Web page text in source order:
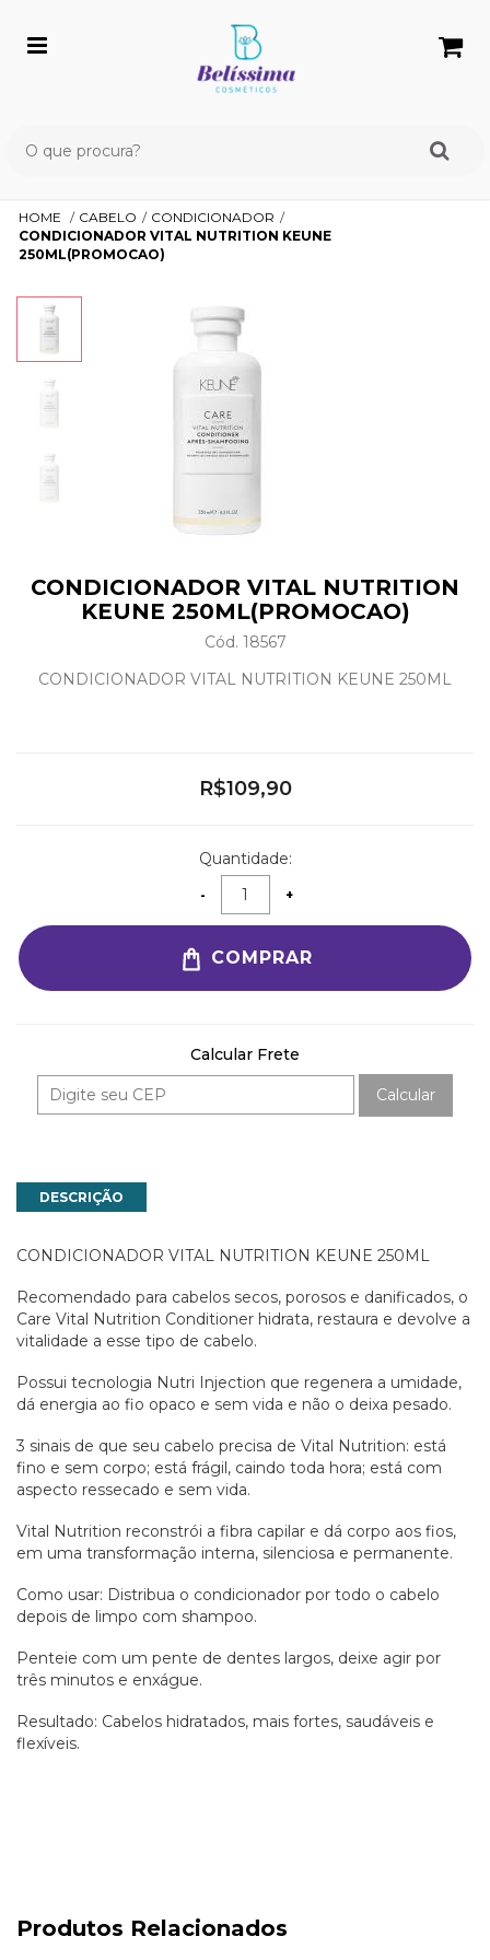
HOME CABELO
CONDICIONADOR
CONDICIONADOR VITAL NUTRITION KEUNE
250ML(PROMOCAO)
CONDICIONADOR VITAL NUTRITION
KEUNE 250ML(PROMOCAO)
Cód. 18567
CONDICIONADOR VITAL NUTRITION KEUNE 250ML
R$109,90
Quantidade:
COMPRAR
Calcular Frete
Calcular
DESCRIÇÃO
CONDICIONADOR VITAL NUTRITION KEUNE 250ML
Recomendado para cabelos secos, porosos e danificados, o
Care Vital Nutrition Conditioner hidrata, restaura e devolve a
vitalidade a esse tipo de cabelo.
Possui tecnologia Nutri Injection que regenera a umidade,
dá energia ao fio opaco e sem vida e não o deixa pesado.
3 sinais de que seu cabelo precisa de Vital Nutrition: está
fino e sem corpo; está frágil, caindo toda hora; está com
aspecto ressecado e sem vida.
Vital Nutrition reconstrói a fibra capilar e dá corpo aos fios,
em uma transformação interna, silenciosa e permanente.
Como usar: Distribua o condicionador por todo o cabelo
depois de limpo com shampoo.
Penteie com um pente de dentes largos, deixe agir por
três minutos e enxágue.
Resultado: Cabelos hidratados, mais fortes, saudáveis e
flexíveis.
Produtos Relacionados